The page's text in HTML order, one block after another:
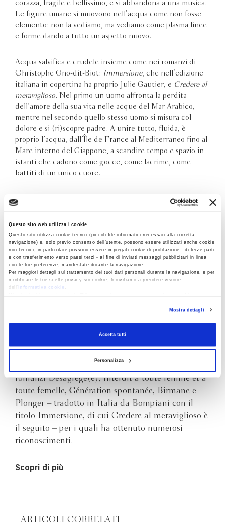
Questo sito web utilizza i cookie
Questo sito utilizza cookie tecnici (piccoli file informatici necessari alla corretta
navigazione) e, solo previo consenso dell’utente, possono essere utilizzati anche cookie
non tecnici, in particolare possono essere impiegati cookie di profilazione - di terze parti
e con trasferimento verso paesi terzi - al fine di inviarti messaggi pubblicitari in linea
con le tue preferenze, manifestate durante la navigazione.
Per maggiori dettagli sul trattamento dei tuoi dati personali durante la navigazione, e per
modificare le tue scelte privacy sui cookie, ti invitiamo a prendere visione
dell’
informativa cookie
RevocaMostra dettagli
Accetta tutti
Personalizza
corazza, fragile e bellissimo, e si abbandona a una musica.
Le figure umane si muovono nell’acqua come non fosse
elemento: non la vediamo, ma vediamo come plasma linee
e forme dando a tutto un aspetto nuovo.
Acqua salvifica e crudele insieme come nei romanzi di
Christophe Ono-dit-Biot: Immersione, che nell’edizione
italiana in copertina ha proprio Julie Gautier, e Credere al
meraviglioso. Nel primo un uomo affronta la perdita
dell’amore della sua vita nelle acque del Mar Arabico,
mentre nel secondo quello stesso uomo si misura col
dolore e si (ri)scopre padre. A unire tutto, fluida, è
proprio l’acqua, dall’Île de France al Mediterraneo fino al
Mare interno del Giappone, a scandire tempo e spazio in
istanti che cadono come gocce, come lacrime, come
battiti di un unico cuore.
CHRISTOPHE
vicedirettore del settimanale “Le Point”, dove si
occupa delle pagine culturali. Ha pubblicato i
romanzi Désagrégé(e), Interdit à toute femme et à
toute femelle, Génération spontanée, Birmane e
Plonger – tradotto in Italia da Bompiani con il
titolo Immersione, di cui Credere al meraviglioso è
il seguito – per i quali ha ottenuto numerosi
riconoscimenti.
Scopri di più
ARTICOLI CORRELATI